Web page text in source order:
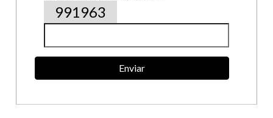
991963
Enviar